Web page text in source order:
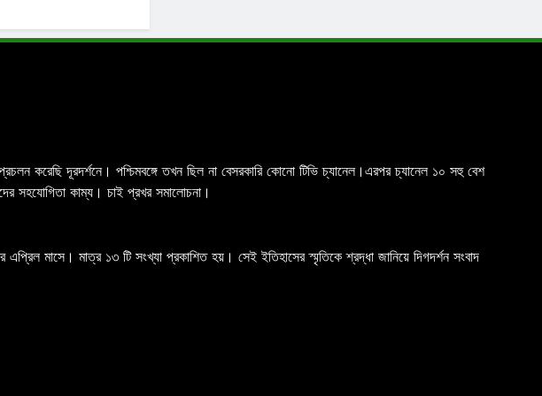
প্রচলন করেছি দূরদর্শনে। পশ্চিমবঙ্গে তখন ছিল না বেসরকারি কোনো টিভি চ্যানেল।এরপর চ্যানেল ১০ সহু বেশ
সহযোগিতা কাম্য। চাই প্রখর সমালোচনা।
মাসে। মাত্র ১৩ টি সংখ্যা প্রকাশিত হয়। সেই ইতিহাসের স্মৃতিকে শ্রদ্ধা জানিয়ে দিগদর্শন সংবাদ